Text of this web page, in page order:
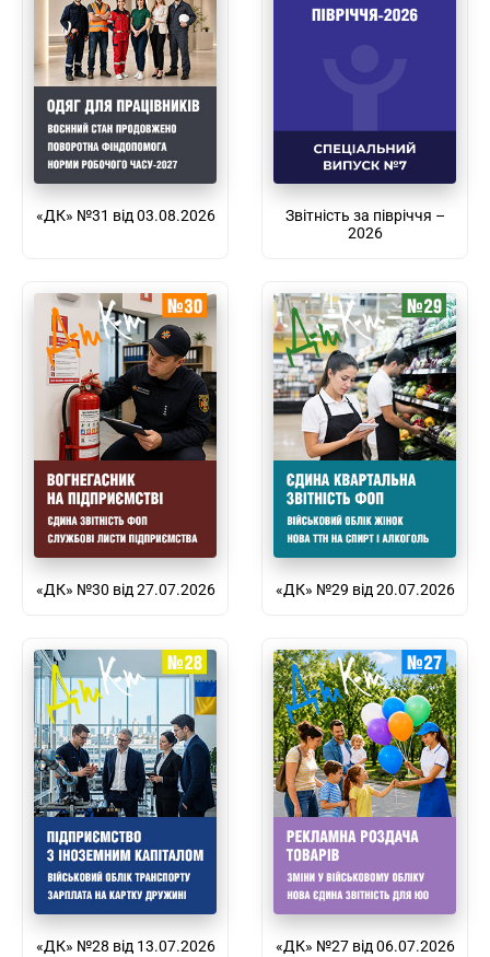
«ДК» №31 від 03.08.2026
Звітність за півріччя –
2026
«ДК» №30 від 27.07.2026 «ДК» №29 від 20.07.2026
«ДК» №28 від 13.07.2026 «ДК» №27 від 06.07.2026